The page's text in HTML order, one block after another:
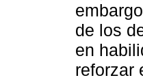
de los
en
reforzar